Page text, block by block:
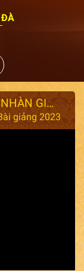
ĐÀ
MÙNG 4 TẾT - ĐĐ. THÍCH GIÁC NHÀN GIẢNG ( NGHIỆP THIỆN CHIÊU CẢM QUẢ THIỆN ).
giảng 2023